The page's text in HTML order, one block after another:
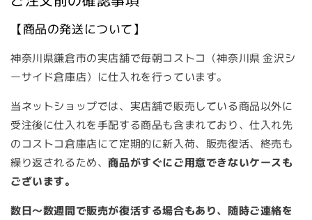
取
得
の
数
量
減
ら
す
取
の
数
量
増
や
す
【商品の発送について】
神奈川県鎌倉市の実店舗で毎朝コストコ（神奈川県 金沢シ
ーサイド倉庫店）に仕入れを行っています。
当ネットショップでは、実店舗で販売している商品以外に
受注後に仕入れを手配する商品も含まれており、仕入れ先
のコストコ倉庫店にて定期的に新入荷、販売復活、終売も
繰り返されるため、商品がすぐにご用意できないケースも
ございます。
数日～数週間で販売が復活する場合もあり、随時ご連絡を